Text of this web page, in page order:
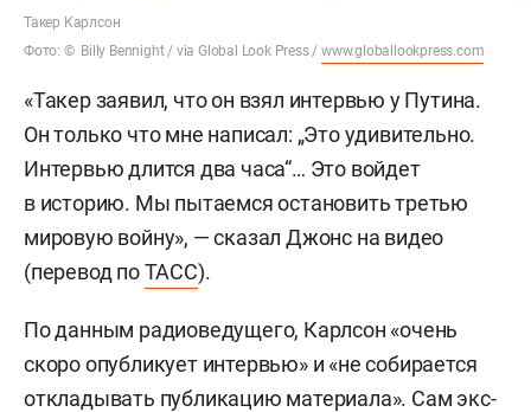
Такер Карлсон
Фото: © Billy Bennight / via Global Look Press /www.globallookpress.com
«Такер заявил, что он взял интервью у Путина.
Он только что мне написал: „Это удивительно.
Интервью длится два часа“… Это войдет
в историю. Мы пытаемся остановить третью
мировую войну», — сказал Джонс на видео
(перевод поТАСС).
По данным радиоведущего, Карлсон «очень
скоро опубликует интервью» и «не собирается
откладывать публикацию материала». Сам экс-